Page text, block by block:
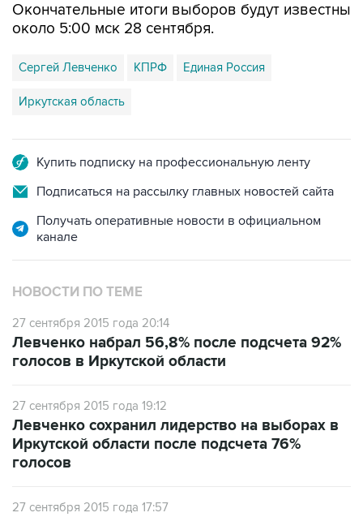
Окончательные итоги выборов будут известны
около 5:00 мск 28 сентября.
Сергей Левченко КПРФ Единая Россия
Иркутская область
Купить подписку на профессиональную ленту
Подписаться на рассылку главных новостей сайта
Получать оперативные новости в официальном
канале
НОВОСТИ ПО ТЕМЕ
27 сентября 2015 года 20:14
Левченко набрал 56,8% после подсчета 92%
голосов в Иркутской области
27 сентября 2015 года 19:12
Левченко сохранил лидерство на выборах в
Иркутской области после подсчета 76%
голосов
27 сентября 2015 года 17:57